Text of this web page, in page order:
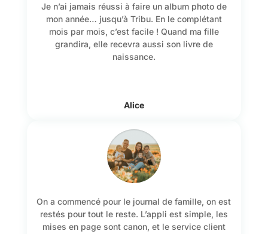
Je n’ai jamais réussi à faire un album photo de
mon année… jusqu’à Tribu. En le complétant
mois par mois, c’est facile ! Quand ma fille
grandira, elle recevra aussi son livre de
naissance.
Alice
On a commencé pour le journal de famille, on est
restés pour tout le reste. L’appli est simple, les
mises en page sont canon, et le service client